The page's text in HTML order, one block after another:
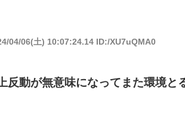
04/06(土) 10:07:24.14 ID:/XU7uQMA0
反動が無意味になってまた環境と